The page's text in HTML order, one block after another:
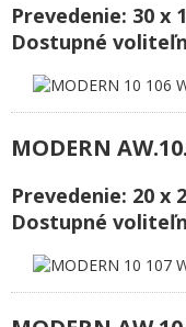
Prevedenie: 30 x
Dostupné
MODERN
Prevedenie: 20 x
Dostupné